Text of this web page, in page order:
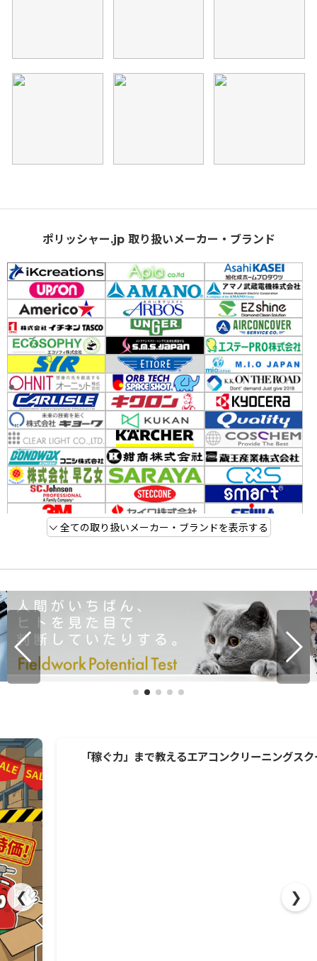
ポリッシャー.jp 取り扱いメーカー・ブランド
全ての取り扱いメーカー・ブランドを表示する
「稼ぐ力」まで教えるエアコンクリーニングスクール
❮ ❯